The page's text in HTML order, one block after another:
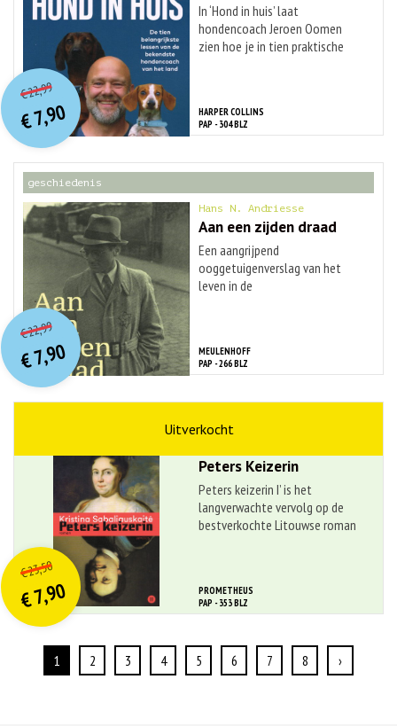
HARPER COLLINS
PAP - 304 BLZ
In ‘Hond in huis’ laat
hondencoach Jeroen Oomen
zien hoe je in tien praktische
€22,99O
orspr
onkelijke
prijs
was:
€ 22,99.
€7,90
Huidige
prijs
is:
€ 7,90.
MEULENHOFF
PAP - 266 BLZ
geschiedenis
Hans N. Andriesse
Aan een zijden draad
Een aangrijpend
ooggetuigenverslag van het
leven in de
€22,99O
orspr
onkelijke
prijs
was:
€ 22,99.
€7,90
Huidige
prijs
is:
€ 7,90.
PROMETHEUS
PAP - 353 BLZ
Peters Keizerin
Peters keizerin I’ is het
langverwachte vervolg op de
bestverkochte Litouwse roman
€23,50O
orspr
onkelijke
prijs
was:
€ 23,50.
€7,90
Huidige
prijs
is:
€ 7,90.
1 2 3 4 5 6 7 8 ›